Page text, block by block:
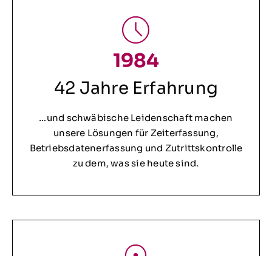
1984
42 Jahre Erfahrung
…und schwäbische Leidenschaft machen
unsere Lösungen für Zeiterfassung,
Betriebsdatenerfassung und Zutrittskontrolle
zu dem, was sie heute sind.